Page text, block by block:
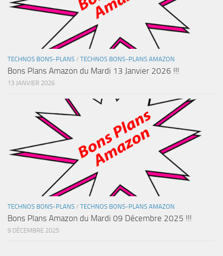
TECHNOS BONS-PLANS / TECHNOS BONS-PLANS AMAZON
Bons Plans Amazon du Mardi 13 Janvier 2026 !!!
13 JANVIER 2026
TECHNOS BONS-PLANS / TECHNOS BONS-PLANS AMAZON
Bons Plans Amazon du Mardi 09 Décembre 2025 !!!
9 DÉCEMBRE 2025